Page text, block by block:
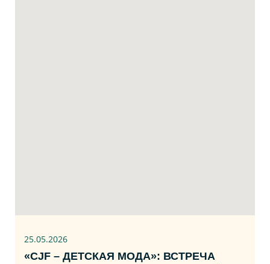
25.05.2026
«CJF – ДЕТСКАЯ МОДА»: ВСТРЕЧА